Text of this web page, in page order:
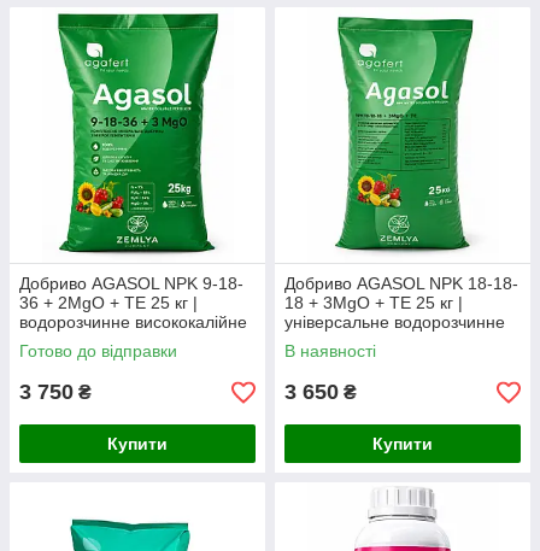
Добриво AGASOL NPK 9-18-
36 + 2MgO + TE 25 кг |
водорозчинне висококалійне
NPK-добриво для цвітіння,
наливу плодів і підвищення
Готово до відправки
3 750 ₴
Купити
Добриво AGASOL NPK 18-18-
18 + 3MgO + TE 25 кг |
універсальне водорозчинне
комплексне NPK-добриво з
магнієм і мікроелементами
В наявності
3 650 ₴
Купити